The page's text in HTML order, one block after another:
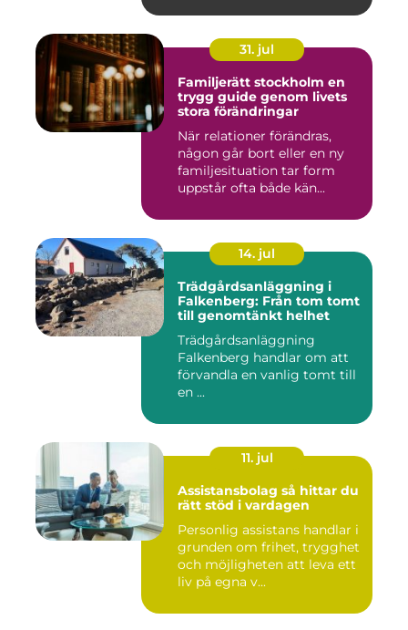
31. jul
Familjerätt stockholm en
trygg guide genom livets
stora förändringar
När relationer förändras,
någon går bort eller en ny
familjesituation tar form
uppstår ofta både kän...
14. jul
Trädgårdsanläggning i
Falkenberg: Från tom tomt
till genomtänkt helhet
Trädgårdsanläggning
Falkenberg handlar om att
förvandla en vanlig tomt till
en ...
11. jul
Assistansbolag så hittar du
rätt stöd i vardagen
Personlig assistans handlar i
grunden om frihet, trygghet
och möjligheten att leva ett
liv på egna v...